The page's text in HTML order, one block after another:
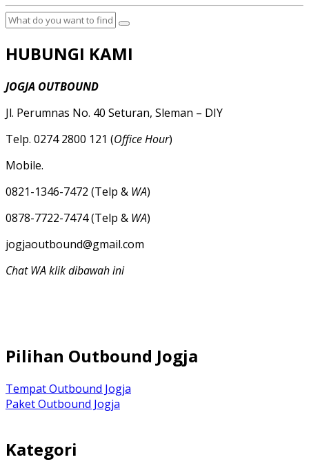
HUBUNGI KAMI
JOGJA OUTBOUND
Jl. Perumnas No. 40 Seturan, Sleman – DIY
Telp. 0274 2800 121 (Office Hour)
Mobile.
0821-1346-7472 (Telp & WA)
0878-7722-7474 (Telp & WA)
jogjaoutbound@gmail.com
Chat WA klik dibawah ini
Pilihan Outbound Jogja
Tempat Outbound Jogja
Paket Outbound Jogja
Kategori